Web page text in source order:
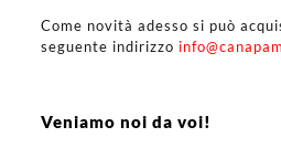
Come novità adesso si può
seguente indirizzo
Veniamo noi da voi!